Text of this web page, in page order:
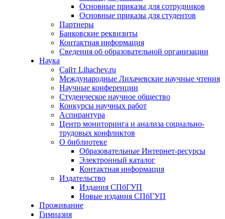
Основные приказы для сотрудников
Основные приказы для студентов
Партнеры
Банковские реквизиты
Контактная информация
Сведения об образовательной организации
Наука
Сайт Lihachev.ru
Международные Лихачевские научные чтения
Научные конференции
Студенческое научное общество
Конкурсы научных работ
Аспирантура
Центр мониторинга и анализа социально-
трудовых конфликтов
О библиотеке
Образовательные Интернет-ресурсы
Электронный каталог
Контактная информация
Издательство
Издания СПбГУП
Новые издания СПбГУП
Проживание
Гимназия